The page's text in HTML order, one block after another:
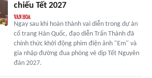
chiếu Tết 2027
Ngay sau khi hoàn thành vai diễn trong dự án
cổ trang Hàn Quốc, đạo diễn Trấn Thành đã
chính thức khởi động phim điện ảnh "Em" và
gia nhập đường đua phòng vé dịp Tết Nguyên
đán 2027.